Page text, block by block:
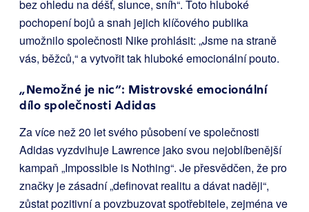
bez ohledu na déšť, slunce, sníh“. Toto hluboké
pochopení bojů a snah jejich klíčového publika
umožnilo společnosti Nike prohlásit: „Jsme na straně
vás, běžců,“ a vytvořit tak hluboké emocionální pouto.
„Nemožné je nic“: Mistrovské emocionální
dílo společnosti Adidas
Za více než 20 let svého působení ve společnosti
Adidas vyzdvihuje Lawrence jako svou nejoblíbenější
kampaň „Impossible is Nothing“. Je přesvědčen, že pro
značky je zásadní „definovat realitu a dávat naději“,
zůstat pozitivní a povzbuzovat spotřebitele, zejména ve